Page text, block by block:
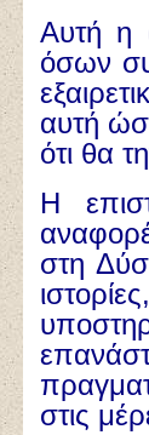
Αυτή η
όσων
αυτή
ότι θα
Η
στη
στις